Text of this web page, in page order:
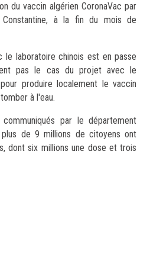
du vaccin algérien CoronaVac par
à la fin du mois de
le laboratoire chinois est en passe
pas le cas du projet avec le
produire localement le vaccin
tomber à l'eau.
par le département
plus de 9 millions de citoyens ont
dont six millions une dose et trois